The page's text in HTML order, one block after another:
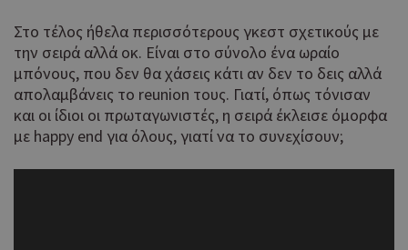
Στο τέλος ήθελα περισσότερους γκεστ σχετικούς με
την σειρά αλλά οκ. Είναι στο σύνολο ένα ωραίο
μπόνους, που δεν θα χάσεις κάτι αν δεν το δεις αλλά
απολαμβάνεις το reunion τους. Γιατί, όπως τόνισαν
και οι ίδιοι οι πρωταγωνιστές, η σειρά έκλεισε όμορφα
με happy end για όλους, γιατί να το συνεχίσουν;